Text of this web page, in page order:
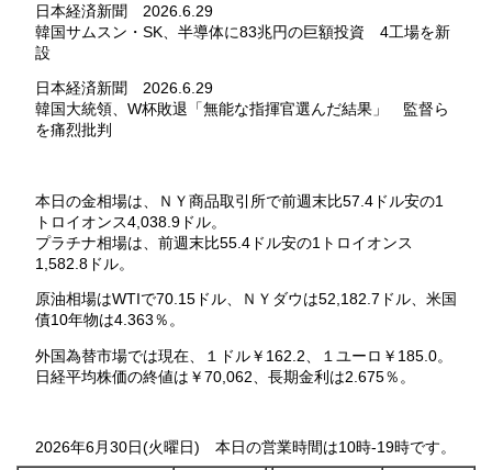
日本経済新聞 2026.6.29
韓国サムスン・SK、半導体に83兆円の巨額投資 4工場を新
設
日本経済新聞 2026.6.29
韓国大統領、W杯敗退「無能な指揮官選んだ結果」 監督ら
を痛烈批判
本日の金相場は、ＮＹ商品取引所で前週末比57.4ドル安の1
トロイオンス4,038.9ドル。
プラチナ相場は、前週末比55.4ドル安の1トロイオンス
1,582.8ドル。
原油相場はWTIで70.15ドル、ＮＹダウは52,182.7ドル、米国
債10年物は4.363％。
外国為替市場では現在、１ドル￥162.2、１ユーロ￥185.0。
日経平均株価の終値は￥70,062、長期金利は2.675％。
2026年6月30日(火曜日) 本日の営業時間は10時-19時です。